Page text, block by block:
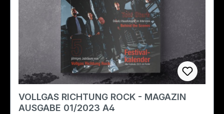
VOLLGAS RICHTUNG ROCK - MAGAZIN
AUSGABE 01/2023 A4